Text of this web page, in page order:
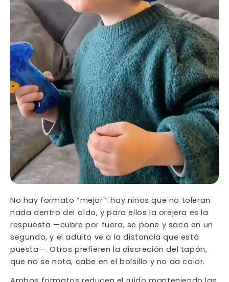
No hay formato “mejor”: hay niños que no toleran
nada dentro del oído, y para ellos la orejera es la
respuesta —cubre por fuera, se pone y saca en un
segundo, y el adulto ve a la distancia que está
puesta—. Otros prefieren la discreción del tapón,
que no se nota, cabe en el bolsillo y no da calor.